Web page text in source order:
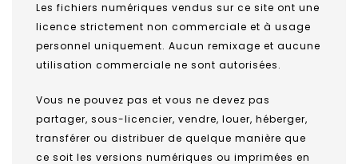
Les fichiers numériques vendus sur ce site ont une
licence strictement non commerciale et à usage
personnel uniquement. Aucun remixage et aucune
utilisation commerciale ne sont autorisées.
Vous ne pouvez pas et vous ne devez pas
partager, sous-licencier, vendre, louer, héberger,
transférer ou distribuer de quelque manière que
ce soit les versions numériques ou imprimées en